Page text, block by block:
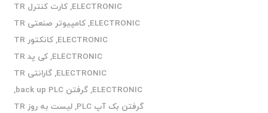
ELECTRONIC
,
کارت کنترل TR
ELECTRONIC
,
کامپیوتر صنعتی TR
ELECTRONIC
,
کانکتور TR
ELECTRONIC
,
کی پد TR
ELECTRONIC
,
گارانتی TR
ELECTRONIC
,گرفتن back up PLC
,
گرفتن بک آپ PLC
,
لیست به روز TR